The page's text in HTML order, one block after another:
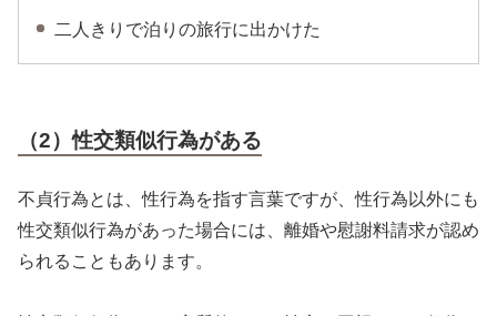
二人きりで泊りの旅行に出かけた
（2）性交類似行為がある
不貞行為とは、性行為を指す言葉ですが、性行為以外にも
性交類似行為があった場合には、離婚や慰謝料請求が認め
られることもあります。